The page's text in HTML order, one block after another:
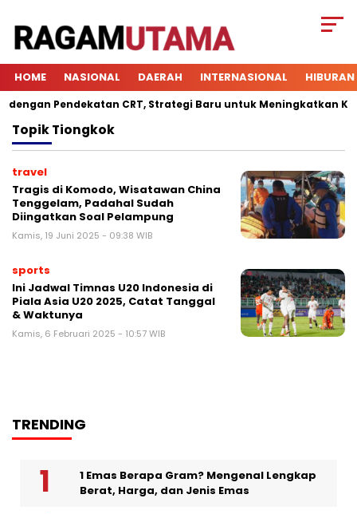
HOME NASIONAL DAERAH INTERNASIONAL HIBURAN
Pendekatan CRT, Strategi Baru untuk Meningkatkan
TopikTiongkok
travel
Tragis di Komodo, Wisatawan China
Tenggelam, Padahal Sudah
Diingatkan Soal Pelampung
Kamis, 19 Juni 2025 - 09:38 WIB
sports
Ini Jadwal Timnas U20 Indonesia di
Piala Asia U20 2025, Catat Tanggal
& Waktunya
Kamis, 6 Februari 2025 - 10:57 WIB
TRENDING
1 Emas Berapa Gram? Mengenal Lengkap
Berat, Harga, dan Jenis Emas